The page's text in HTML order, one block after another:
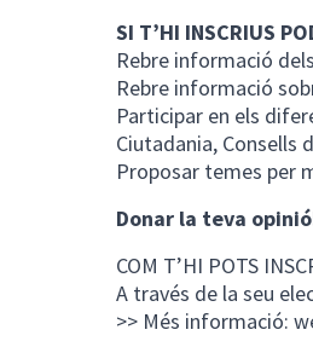
SI T’HI INSCRIUS
Rebre informació
Rebre informació
Participar en els
Ciutadania, Consells
Proposar temes per
Donar la teva
COM T’HI POTS
A través de la seu
>> Més informació: